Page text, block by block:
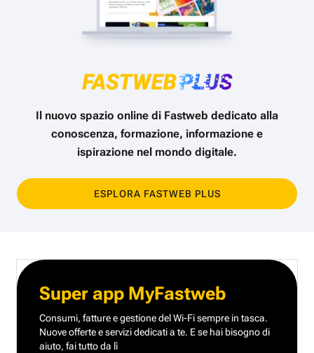
Il nuovo spazio online di Fastweb dedicato alla
conoscenza, formazione, informazione e
ispirazione nel mondo digitale.
ESPLORA FASTWEB PLUS
Super app MyFastweb
Consumi, fatture e gestione del Wi-Fi sempre in tasca.
Nuove offerte e servizi dedicati a te. E se hai bisogno di
aiuto, fai tutto da lì